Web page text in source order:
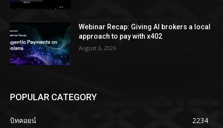
Webinar Recap: Giving AI brokers a local
approach to pay with x402
August 6, 2026
POPULAR CATEGORY
บิทคอยน์
2234